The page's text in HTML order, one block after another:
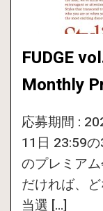
FUDGE
Monthly
応募期間 :
11日 23:59
のプレミア
だければ、
当選 […]